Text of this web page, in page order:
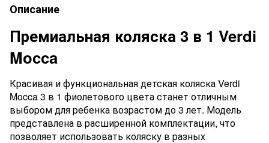
Описание
Премиальная коляска 3 в 1 Verdi
Mocca
Красивая и функциональная детская коляска Verdi
Mocca 3 в 1 фиолетового цвета станет отличным
выбором для ребенка возрастом до 3 лет. Модель
представлена в расширенной комплектации, что
позволяет использовать коляску в разных